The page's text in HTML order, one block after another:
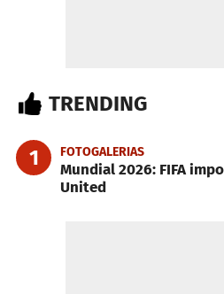
TRENDING
1 FOTOGALERIAS
Mundial 2026: FIFA
United